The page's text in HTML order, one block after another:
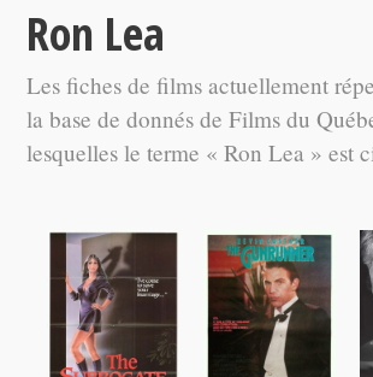
Ron Lea
Les fiches de films actuellement
la base de donnés de Films du
lesquelles le terme « Ron Lea » est